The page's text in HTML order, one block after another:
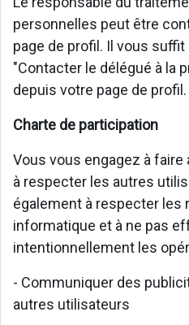
personnelles peut être
page de profil. Il vous
"Contacter le délégué à la
depuis votre page de profil.
Charte de participation
Vous vous engagez à
à respecter les autres
également à respecter les
informatique et à ne pas
intentionnellement les
- Communiquer des
autres utilisateurs